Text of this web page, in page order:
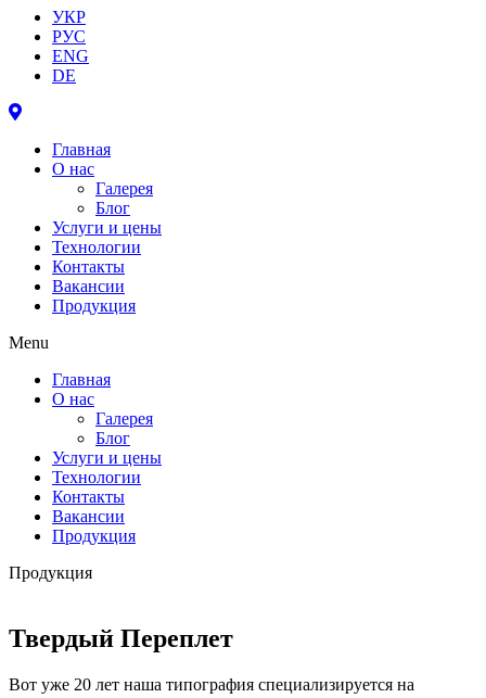
УКР
РУС
ENG
DE
Главная
О нас
Галерея
Блог
Услуги и цены
Технологии
Контакты
Вакансии
Продукция
Menu
Главная
О нас
Галерея
Блог
Услуги и цены
Технологии
Контакты
Вакансии
Продукция
Продукция
Твердый Переплет
Вот уже 20 лет наша типография специализируется на